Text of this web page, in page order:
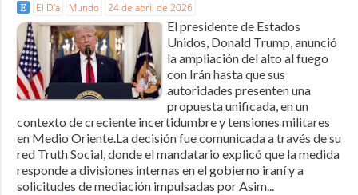
El Día Mundo 24 de abril de 2026
El presidente de Estados
Unidos, Donald Trump, anunció
la ampliación del alto al fuego
con Irán hasta que sus
autoridades presenten una
propuesta unificada, en un
contexto de creciente incertidumbre y tensiones militares
en Medio Oriente.La decisión fue comunicada a través de su
red Truth Social, donde el mandatario explicó que la medida
responde a divisiones internas en el gobierno iraní y a
solicitudes de mediación impulsadas por Asim...